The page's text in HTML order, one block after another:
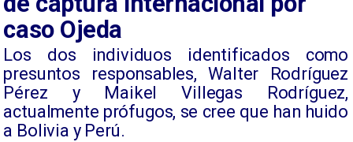
caso Ojeda
​Los dos individuos identificados como
presuntos responsables, Walter Rodríguez
Pérez y Maikel Villegas Rodríguez,
actualmente prófugos, se cree que han huido
a Bolivia y Perú.